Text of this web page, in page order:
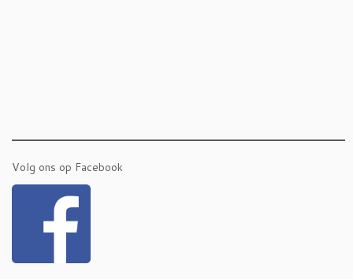
Volg ons op Facebook